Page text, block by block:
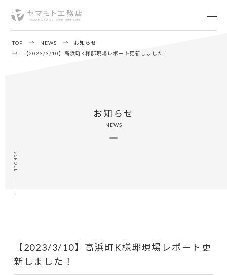
TOP NEWS
お知らせ
【2023/3/10】高浜町K様邸現場レポート更新しました！
SCROLL
お知らせ
NEWS
【2023/3/10】高浜町K様邸現場レポート更
新しました！